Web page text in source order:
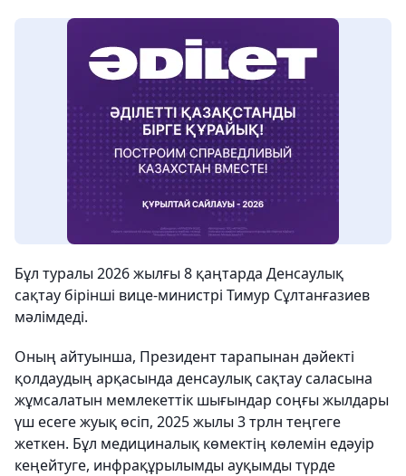
Бұл туралы 2026 жылғы 8 қаңтарда Денсаулық
сақтау бірінші вице-министрі Тимур Сұлтанғазиев
мәлімдеді.
Оның айтуынша, Президент тарапынан дәйекті
қолдаудың арқасында денсаулық сақтау саласына
жұмсалатын мемлекеттік шығындар соңғы жылдары
үш есеге жуық өсіп, 2025 жылы 3 трлн теңгеге
жеткен. Бұл медициналық көмектің көлемін едәуір
кеңейтуге, инфрақұрылымды ауқымды түрде